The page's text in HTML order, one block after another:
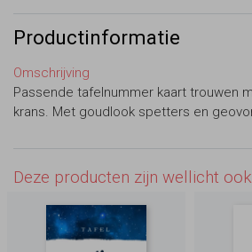
Productinformatie
Omschrijving
Passende tafelnummer kaart trouwen
krans. Met goudlook spetters en
Deze producten zijn wellicht